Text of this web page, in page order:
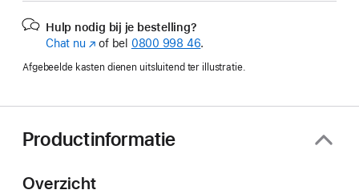
Hulp nodig bij je bestelling?
Chat nu (Wordt
nieuw
geopend)
of bel 0800 998 46.
Afgebeelde kasten dienen uitsluitend ter illustratie.
Productinformatie
Overzicht